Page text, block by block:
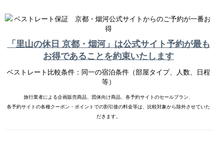
「里山の休日 京都・烟河」は公式サイト予約が最も
お得であることを約束いたします
ベストレート比較条件：同一の宿泊条件（部屋タイプ、人数、日程
等）
旅行業者による企画販売商品、団体向け商品、各予約サイトのセールプラン、
各予約サイトの各種クーポン・ポイントでの割引後の料金等は、比較対象から除外させていた
だきます。
アクセス
烟河での過ごし方
DAY TRIP